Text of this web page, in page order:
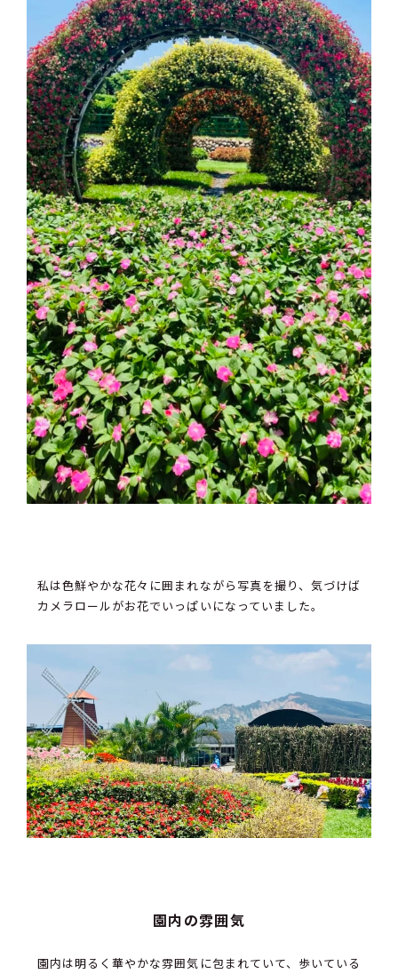
私は色鮮やかな花々に囲まれながら写真を撮り、気づけば
カメラロールがお花でいっぱいになっていました。
園内の雰囲気
園内は明るく華やかな雰囲気に包まれていて、歩いている